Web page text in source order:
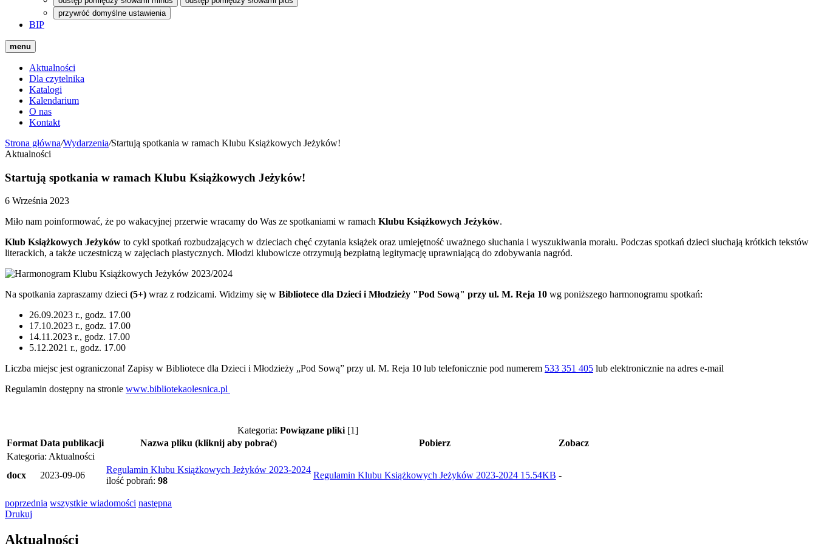
przywróć domyślne ustawienia
BIP
menu
Aktualności
Dla czytelnika
Katalogi
Kalendarium
O nas
Kontakt
Strona główna/Wydarzenia/Startują spotkania w ramach Klubu Książkowych Jeżyków!
Aktualności
Startują spotkania w ramach Klubu Książkowych Jeżyków!
6 Września 2023
Miło nam poinformować, że po wakacyjnej przerwie wracamy do Was ze spotkaniami w ramach Klubu Książkowych Jeżyków.
Klub Książkowych Jeżyków to cykl spotkań rozbudzających w dzieciach chęć czytania książek oraz umiejętność uważnego słuchania i wyszukiwania morału. Podczas spotkań dzieci słuchają krótkich tekstów
literackich, a także uczestniczą w zajęciach plastycznych. Młodzi klubowicze otrzymują bezpłatną legitymację uprawniającą do zdobywania nagród.
Na spotkania zapraszamy dzieci (5+) wraz z rodzicami. Widzimy się w Bibliotece dla Dzieci i Młodzieży "Pod Sową" przy ul. M. Reja 10 wg poniższego harmonogramu spotkań:
26.09.2023 r., godz. 17.00
17.10.2023 r., godz. 17.00
14.11.2023 r., godz. 17.00
5.12.2021 r., godz. 17.00
Liczba miejsc jest ograniczona! Zapisy w Bibliotece dla Dzieci i Młodzieży „Pod Sową” przy ul. M. Reja 10 lub telefonicznie pod numerem 533 351 405 lub elektronicznie na adres e-mail
Regulamin dostępny na stronie www.bibliotekaolesnica.pl
Kategoria: Powiązane pliki[1]
Format Data publikacji Nazwa pliku (kliknij aby pobrać) Pobierz
Zobacz
Kategoria: Aktualności
docx
2023-09-06
Regulamin Klubu Książkowych Jeżyków 2023-2024
ilość pobrań: 98
Regulamin Klubu Książkowych Jeżyków 2023-2024 15.54KB -
poprzednia wszystkie wiadomości następna
Drukuj
Aktualności